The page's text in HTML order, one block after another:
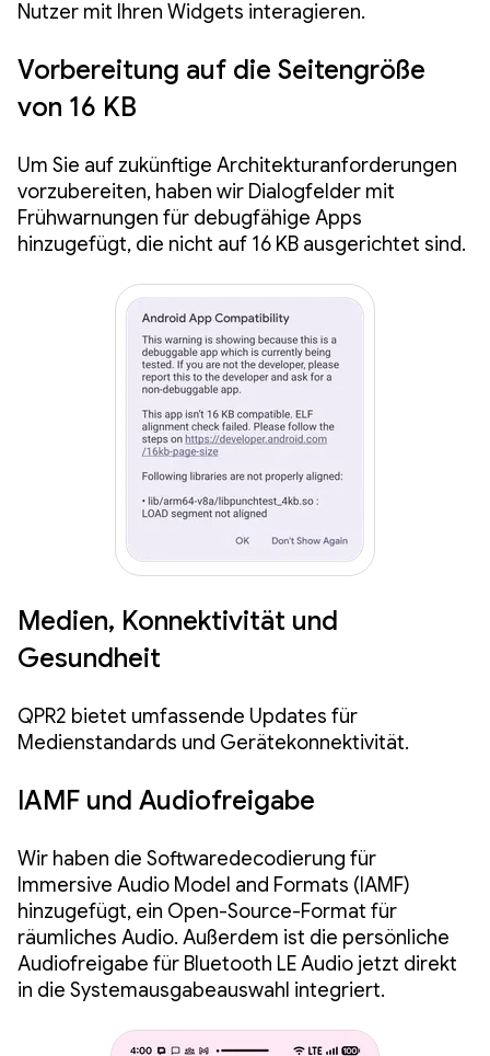
Nutzer mit Ihren Widgets interagieren.
Vorbereitung auf die Seitengröße
von 16 KB
Um Sie auf zukünftige Architekturanforderungen
vorzubereiten, haben wir Dialogfelder mit
Frühwarnungen für debugfähige Apps
hinzugefügt, die nicht auf 16 KB ausgerichtet sind.
Medien, Konnektivität und
Gesundheit
QPR2 bietet umfassende Updates für
Medienstandards und Gerätekonnektivität.
IAMF und Audiofreigabe
Wir haben die Softwaredecodierung für
Immersive Audio Model and Formats (IAMF)
hinzugefügt, ein Open-Source-Format für
räumliches Audio. Außerdem ist die persönliche
Audiofreigabe für Bluetooth LE Audio jetzt direkt
in die Systemausgabeauswahl integriert.